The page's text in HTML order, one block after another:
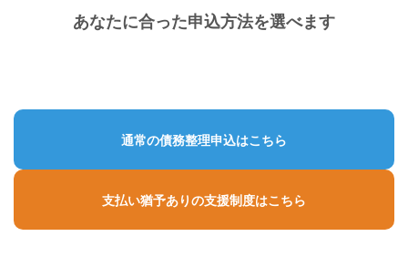
あなたに合った申込方法を選べます
通常の債務整理申込はこちら
支払い猶予ありの支援制度はこちら